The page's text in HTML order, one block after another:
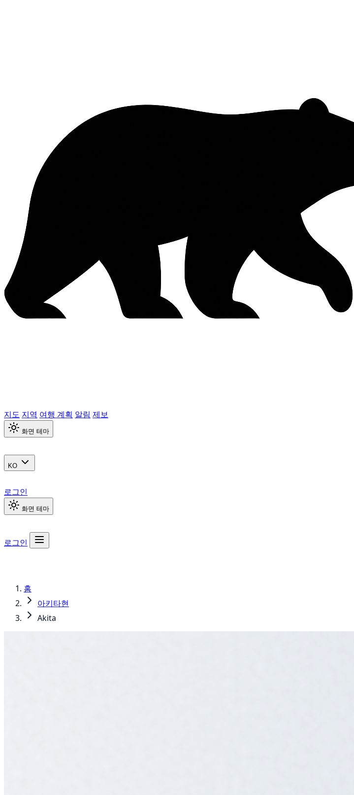
지도 지역 여행 계획 알림 제보
화면 테마
KO
로그인
화면 테마
로그인
홈
아키타현
Akita